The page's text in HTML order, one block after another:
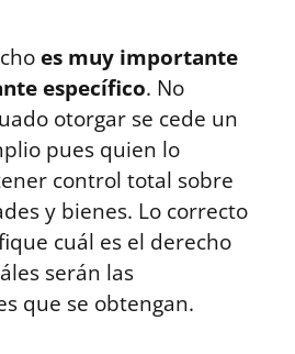
es muy importante
específico. No
otorgar se cede un
pues quien lo
control total sobre
y bienes. Lo correcto
cuál es el derecho
serán las
que se obtengan.